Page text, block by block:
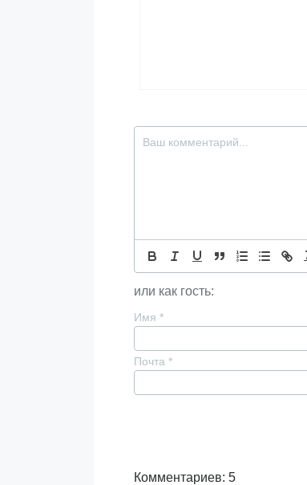
или как гость:
Имя *
Почта *
Комментариев: 5